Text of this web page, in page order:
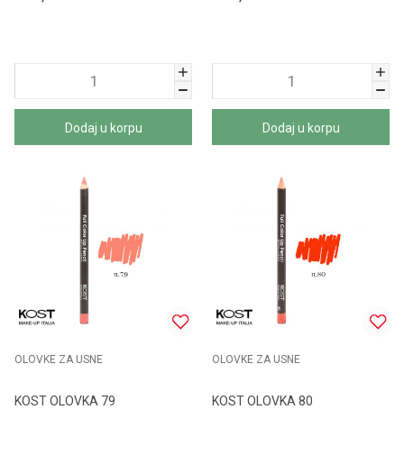
Dodaj u korpu Dodaj u korpu
OLOVKE ZA USNE
KOST OLOVKA 79
OLOVKE ZA USNE
KOST OLOVKA 80